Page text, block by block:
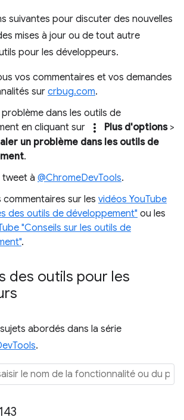
suivantes pour discuter des nouvelles
mises à jour ou de tout autre
pour les développeurs.
vos commentaires et vos demandes
sur crbug.com.
problème dans les outils de
en cliquant sur
more_vert Plus d'options>
un problème dans les outils de
.
tweet à @ChromeDevTools.
commentaires sur les vidéos YouTube
des outils de développement" ou les
"Conseils sur les outils de
.
des outils pour les
abordés dans la série
.